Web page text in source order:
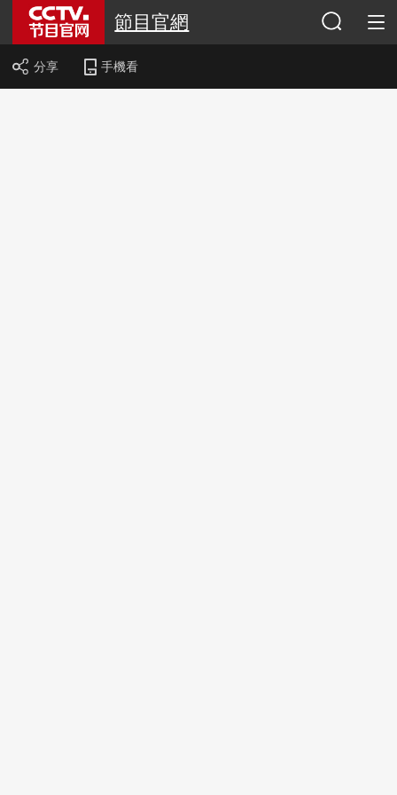
節目官網
分享 手機看